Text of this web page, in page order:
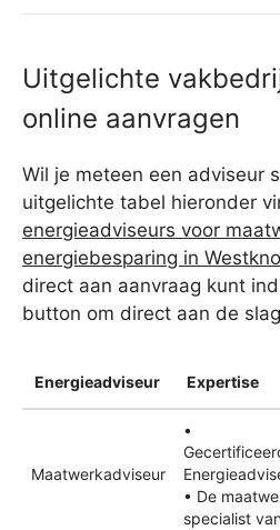
Uitgelichte
online aanvragen
Wil je meteen een adviseur
uitgelichte tabel hieronder
energieadviseurs voor
energiebesparing in
direct aan aanvraag kunt
button om direct aan de
Energieadviseur Expertise
Maatwerkadviseur
•
• De
specialist